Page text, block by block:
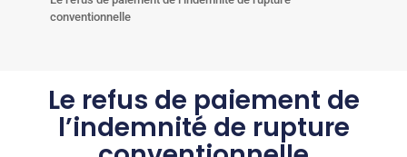
conventionnelle
Le refus de paiement de
l’indemnité de rupture